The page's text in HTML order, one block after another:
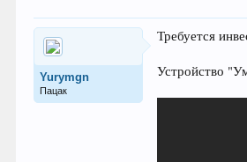
Yurymgn
Пацак
Требуется
Устройство